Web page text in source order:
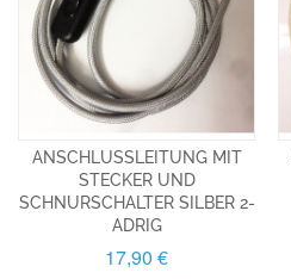
ANSCHLUSSLEITUNG MIT
STECKER UND
SCHNURSCHALTER SILBER 2-
ADRIG
17,90 €